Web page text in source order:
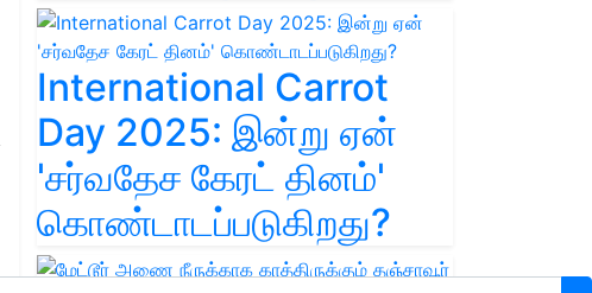
International Carrot
Day 2025: இன்று ஏன்
'சர்வதேச கேரட் தினம்'
கொண்டாடப்படுகிறது?